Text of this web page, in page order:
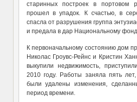
старинных построек в портовом
прошел в упадок. К счастью, в
спасла от разрушения группа
и предала в дар Национальному
К первоначальному состоянию дом
Николас Гроувс-Рейнс и Кристин
выкупили недвижимость,
2010 году. Работы заняла пять
были удалены изменения,
период времени.